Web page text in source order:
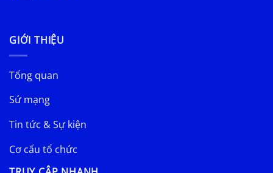
GIỚI THIỆU
Tổng quan
Sứ mạng
Tin tức & Sự kiện
Cơ cấu tổ chức